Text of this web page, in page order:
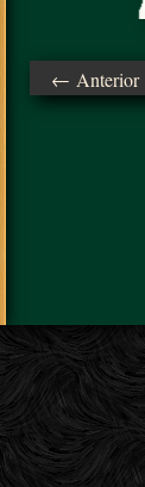
← Anterior